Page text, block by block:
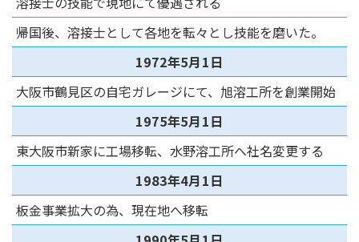
帰国後、溶接士として各地を転々とし技能を磨いた。
1972年5月1日
大阪市鶴見区の自宅ガレージにて、旭溶工所を創業開始
1975年5月1日
東大阪市新家に工場移転、水野溶工所へ社名変更する
1983年4月1日
板金事業拡大の為、現在地へ移転